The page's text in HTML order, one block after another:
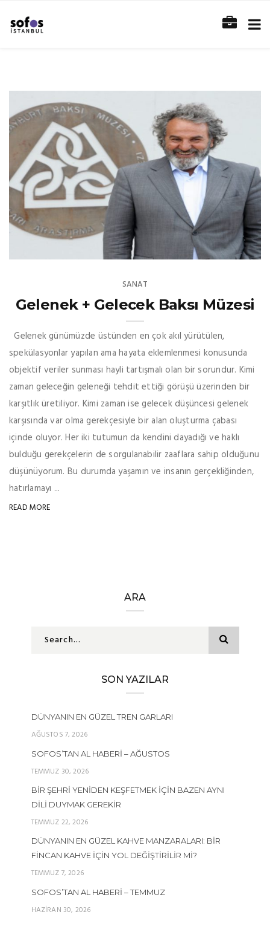
SANAT
Gelenek + Gelecek Baksı Müzesi
Gelenek günümüzde üstünden en çok akıl yürütülen,
spekülasyonlar yapılan ama hayata eklemlenmesi konusunda
objektif veriler sunması hayli tartışmalı olan bir sorundur. Kimi
zaman geleceğin geleneği tehdit ettiği görüşü üzerinden bir
karşıtlık üretiliyor. Kimi zaman ise gelecek düşüncesi gelenek
karşısında var olma gerekçesiyle bir alan oluşturma çabası
içinde oluyor. Her iki tutumun da kendini dayadığı ve haklı
bulduğu gerekçelerin de sorgulanabilir zaaflara sahip olduğunu
düşünüyorum. Bu durumda yaşamın ve insanın gerçekliğinden,
hatırlamayı ...
READ MORE
ARA
SON YAZILAR
DÜNYANIN EN GÜZEL TREN GARLARI
AĞUSTOS 7, 2026
SOFOS’TAN AL HABERI – AĞUSTOS
TEMMUZ 30, 2026
BIR ŞEHRI YENIDEN KEŞFETMEK İÇIN BAZEN AYNI
DILI DUYMAK GEREKIR
TEMMUZ 22, 2026
DÜNYANIN EN GÜZEL KAHVE MANZARALARI: BIR
FINCAN KAHVE İÇIN YOL DEĞIŞTIRILIR MI?
TEMMUZ 7, 2026
SOFOS’TAN AL HABERI – TEMMUZ
HAZIRAN 30, 2026